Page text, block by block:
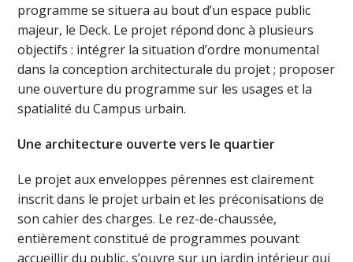
programme se situera au bout d’un espace public
majeur, le Deck. Le projet répond donc à plusieurs
objectifs : intégrer la situation d’ordre monumental
dans la conception architecturale du projet ; proposer
une ouverture du programme sur les usages et la
spatialité du Campus urbain.
Une architecture ouverte vers le quartier
Le projet aux enveloppes pérennes est clairement
inscrit dans le projet urbain et les préconisations de
son cahier des charges. Le rez-de-chaussée,
entièrement constitué de programmes pouvant
accueillir du public, s’ouvre sur un jardin intérieur qui